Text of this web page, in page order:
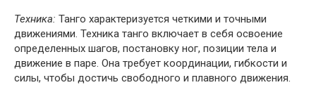
Техника: Танго характеризуется четкими и точными
движениями. Техника танго включает в себя освоение
определенных шагов, постановку ног, позиции тела и
движение в паре. Она требует координации, гибкости и
силы, чтобы достичь свободного и плавного движения.